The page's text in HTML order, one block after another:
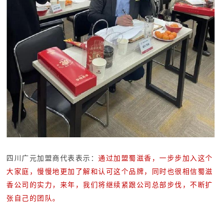
四川广元加盟商代表表示：通过加盟蜀滋香，一步步加入这个
大家庭，慢慢地更加了解和认可这个品牌，同时也很相信蜀滋
香公司的实力，来年，我们将继续紧跟公司总部步伐，不断扩
张自己的团队。